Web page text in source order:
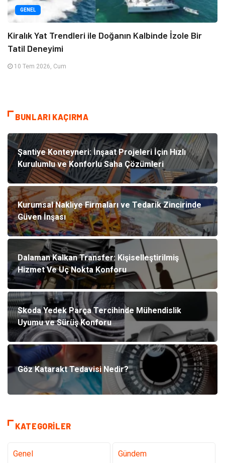
GENEL
Kiralık Yat Trendleri ile Doğanın Kalbinde İzole Bir
Tatil Deneyimi
10 Tem 2026, Cum
BUNLARI KAÇIRMA
Şantiye Konteyneri: İnşaat Projeleri İçin Hızlı
Kurulumlu ve Konforlu Saha Çözümleri
Kurumsal Nakliye Firmaları ve Tedarik Zincirinde
Güven İnşası
Dalaman Kalkan Transfer: Kişiselleştirilmiş
Hizmet Ve Uç Nokta Konforu
Skoda Yedek Parça Tercihinde Mühendislik
Uyumu ve Sürüş Konforu
Göz Katarakt Tedavisi Nedir?
KATEGORILER
Genel Gündem